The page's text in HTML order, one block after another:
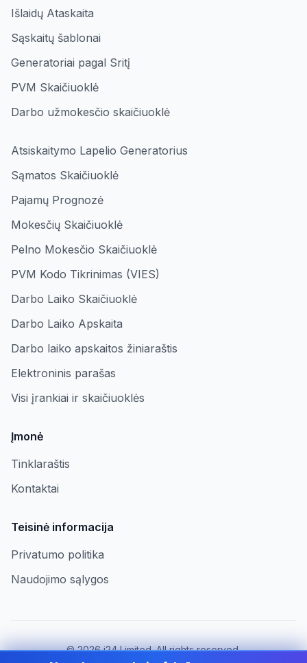
Išlaidų Ataskaita
Sąskaitų šablonai
Generatoriai pagal Sritį
PVM Skaičiuoklė
Darbo užmokesčio skaičiuoklė
Atsiskaitymo Lapelio Generatorius
Sąmatos Skaičiuoklė
Pajamų Prognozė
Mokesčių Skaičiuoklė
Pelno Mokesčio Skaičiuoklė
PVM Kodo Tikrinimas (VIES)
Darbo Laiko Skaičiuoklė
Darbo Laiko Apskaita
Darbo laiko apskaitos žiniaraštis
Elektroninis parašas
Visi įrankiai ir skaičiuoklės
Įmonė
Tinklaraštis
Kontaktai
Teisinė informacija
Privatumo politika
Naudojimo sąlygos
©2026i24 Limited. All rights reserved.